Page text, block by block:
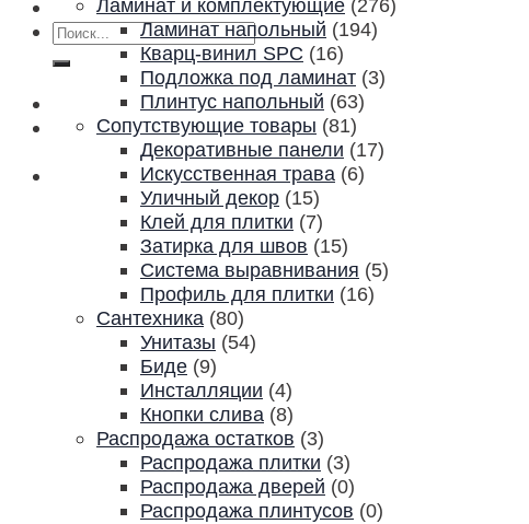
Контакты
Искать:
Ламинат и комплектующие (276)
Ламинат напольный (194)
Кварц-винил SPC (16)
Подложка под ламинат (3)
Плинтус напольный (63)
Сопутствующие товары (81)
Декоративные панели (17)
Искусственная трава (6)
Уличный декор (15)
Клей для плитки (7)
Затирка для швов (15)
Система выравнивания (5)
Профиль для плитки (16)
Сантехника (80)
Унитазы (54)
Биде (9)
Инсталляции (4)
Кнопки слива (8)
Распродажа остатков (3)
Распродажа плитки (3)
Распродажа дверей (0)
Распродажа плинтусов (0)